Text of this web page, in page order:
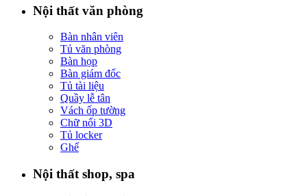
Nội thất văn phòng
Bàn nhân viên
Tủ văn phòng
Bàn họp
Bàn giám đốc
Tủ tài liệu
Quầy lễ tân
Vách ốp tường
Chữ nổi 3D
Tủ locker
Ghế
Nội thất shop, spa